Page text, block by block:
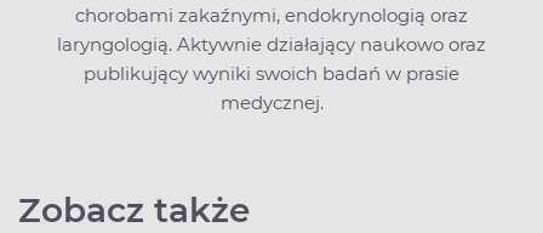
chorobami zakaźnymi, endokrynologią oraz
laryngologią. Aktywnie działający naukowo oraz
publikujący wyniki swoich badań w prasie
medycznej.
Zobacz także